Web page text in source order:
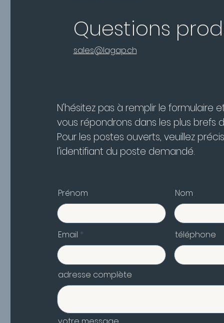
Questions
sales@lagap.ch
N'hésitez pas à remplir le formulaire
vous répondrons dans les plus brefs
Pour les postes ouverts, veuillez
l'identifiant du poste demandé.
Prénom Nom
Email téléphone
adresse complète